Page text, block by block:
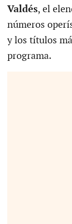
Valdés, el
números
y los títulos
programa.